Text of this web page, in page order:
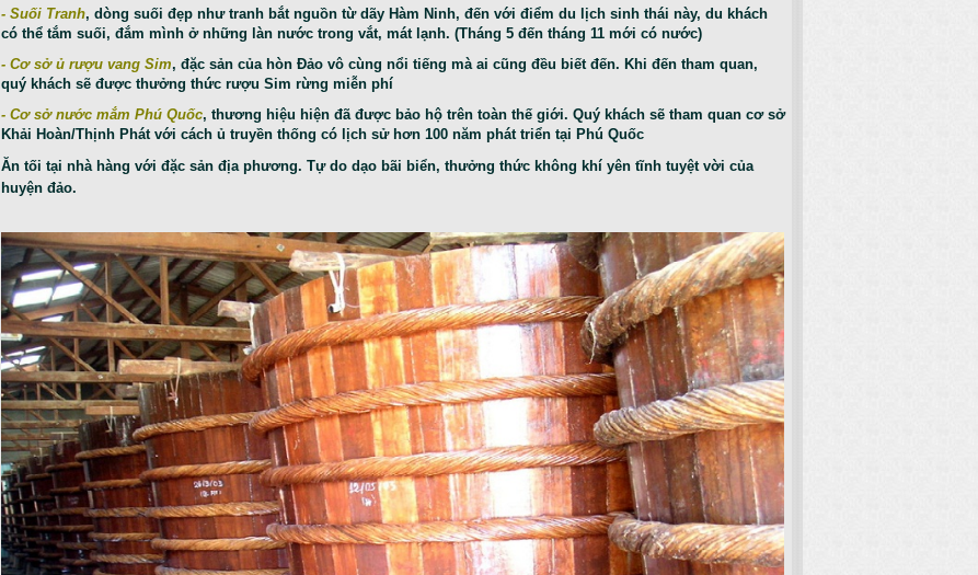
- Suối Tranh, dòng suối đẹp như tranh bắt nguồn từ dãy Hàm Ninh, đến với điểm du lịch sinh thái này, du khách
có thể tắm suối, đắm mình ở những làn nước trong vắt, mát lạnh. (Tháng 5 đến tháng 11 mới có nước)
- Cơ sở ủ rượu vang Sim, đặc sản của hòn Đảo vô cùng nổi tiếng mà ai cũng đều biết đến. Khi đến tham quan,
quý khách sẽ được thưởng thức rượu Sim rừng miễn phí
- Cơ sở nước mắm Phú Quốc, thương hiệu hiện đã được bảo hộ trên toàn thế giới. Quý khách sẽ tham quan cơ sở
Khải Hoàn/Thịnh Phát với cách ủ truyền thống có lịch sử hơn 100 năm phát triển tại Phú Quốc
Ăn tối tại nhà hàng với đặc sản địa phương. Tự do dạo bãi biển, thưởng thức không khí yên tĩnh tuyệt vời của
huyện đảo.